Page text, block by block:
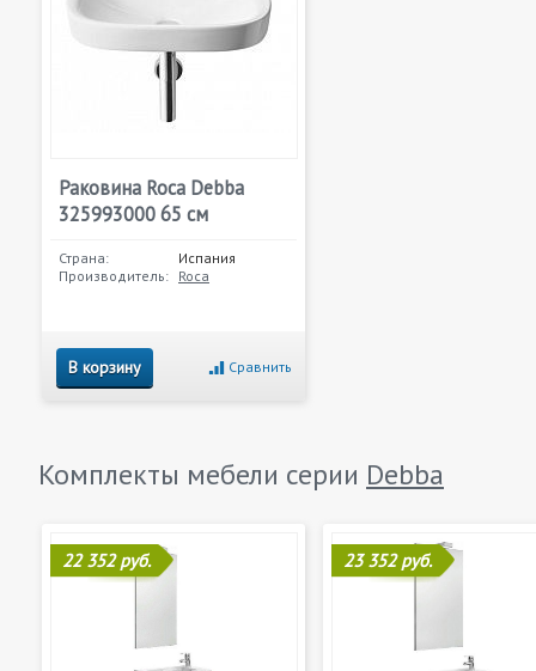
Раковина Roca Debba
325993000 65 см
Страна:
Испания
Производитель: Roca
В корзину Сравнить
Комплекты мебели серии Debba
22 352 руб. 23 352 руб.